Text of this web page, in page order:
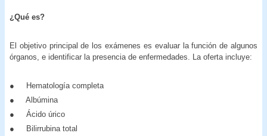
¿Qué es?
El objetivo principal de los exámenes es evaluar la función de algunos
órganos, e identificar la presencia de enfermedades. La oferta incluye:
● Hematología completa
● Albúmina
● Ácido úrico
● Bilirrubina total